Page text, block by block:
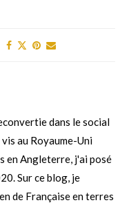
dans le social
au Royaume-Uni
en Angleterre, j'ai posé
Sur ce blog, je
de Française en terres